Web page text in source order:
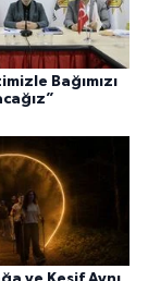
Bağımızı